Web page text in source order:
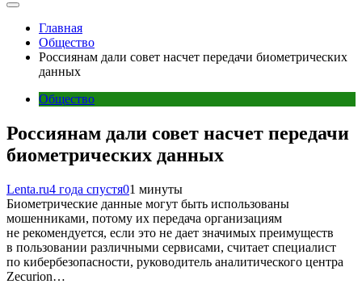
Главная
Общество
Россиянам дали совет насчет передачи биометрических
данных
Общество
Россиянам дали совет насчет передачи
биометрических данных
Lenta.ru4 года спустя01 минуты
Биометрические данные могут быть использованы
мошенниками, потому их передача организациям
не рекомендуется, если это не дает значимых преимуществ
в пользовании различными сервисами, считает специалист
по кибербезопасности, руководитель аналитического центра
Zecurion…